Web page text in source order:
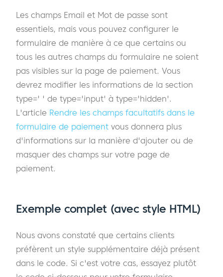
Les champs Email et Mot de passe sont
essentiels, mais vous pouvez configurer le
formulaire de manière à ce que certains ou
tous les autres champs du formulaire ne soient
pas visibles sur la page de paiement. Vous
devrez modifier les informations de la section
type=' ' de type='input' à type='hidden'.
L'article Rendre les champs facultatifs dans le
formulaire de paiement vous donnera plus
d'informations sur la manière d'ajouter ou de
masquer des champs sur votre page de
paiement.
Exemple complet (avec style HTML)
Nous avons constaté que certains clients
préfèrent un style supplémentaire déjà présent
dans le code. Si c'est votre cas, essayez plutôt